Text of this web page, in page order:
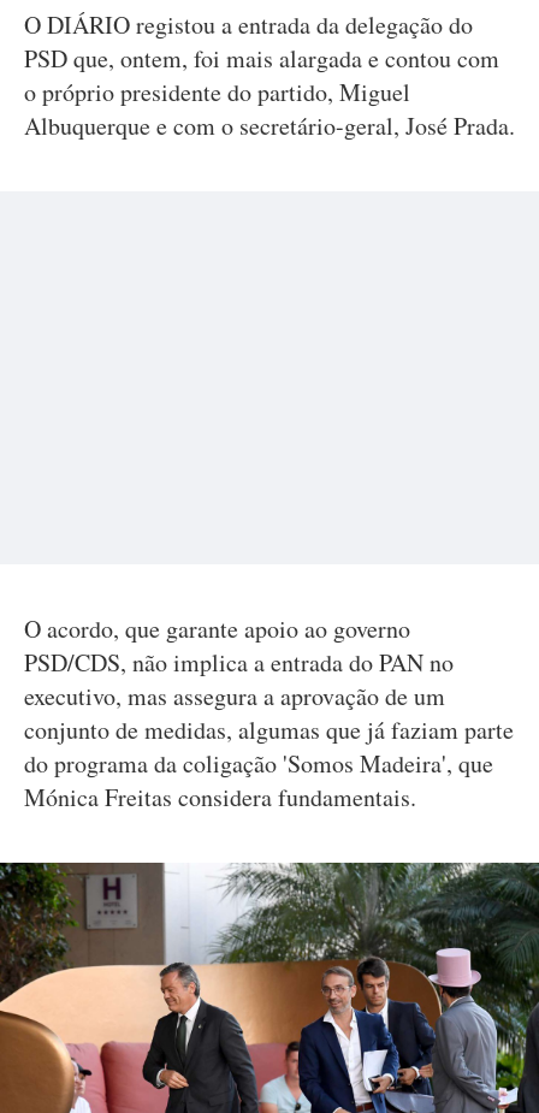
O DIÁRIO registou a entrada da delegação do
PSD que, ontem, foi mais alargada e contou com
o próprio presidente do partido, Miguel
Albuquerque e com o secretário-geral, José Prada.
O acordo, que garante apoio ao governo
PSD/CDS, não implica a entrada do PAN no
executivo, mas assegura a aprovação de um
conjunto de medidas, algumas que já faziam parte
do programa da coligação 'Somos Madeira', que
Mónica Freitas considera fundamentais.